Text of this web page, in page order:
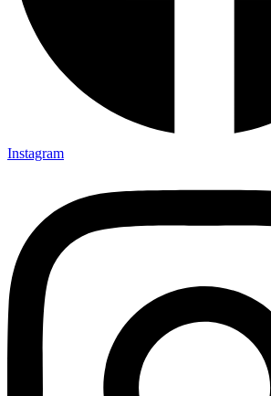
Instagram